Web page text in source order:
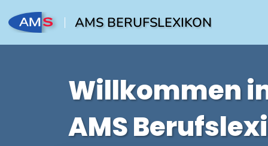
AMS BERUFSLEXIKON
Willkommen
AMS